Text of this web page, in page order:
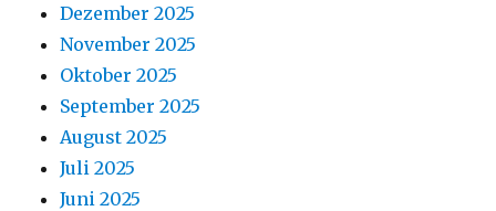
Dezember 2025
November 2025
Oktober 2025
September 2025
August 2025
Juli 2025
Juni 2025